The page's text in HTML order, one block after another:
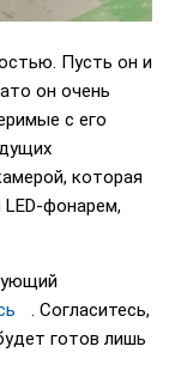
Пусть он и
он очень
с его
которая
фонарем,
. Согласитесь,
готов лишь